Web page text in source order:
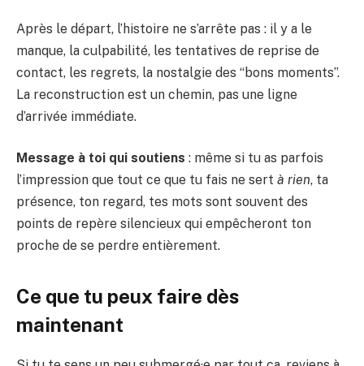
Après le départ, l’histoire ne s’arrête pas : il y a le
manque, la culpabilité, les tentatives de reprise de
contact, les regrets, la nostalgie des “bons moments”.
La reconstruction est un chemin, pas une ligne
d’arrivée immédiate.
Message à toi qui soutiens : même si tu as parfois
l’impression que tout ce que tu fais ne sert à rien, ta
présence, ton regard, tes mots sont souvent des
points de repère silencieux qui empêcheront ton
proche de se perdre entièrement.
Ce que tu peux faire dès
maintenant